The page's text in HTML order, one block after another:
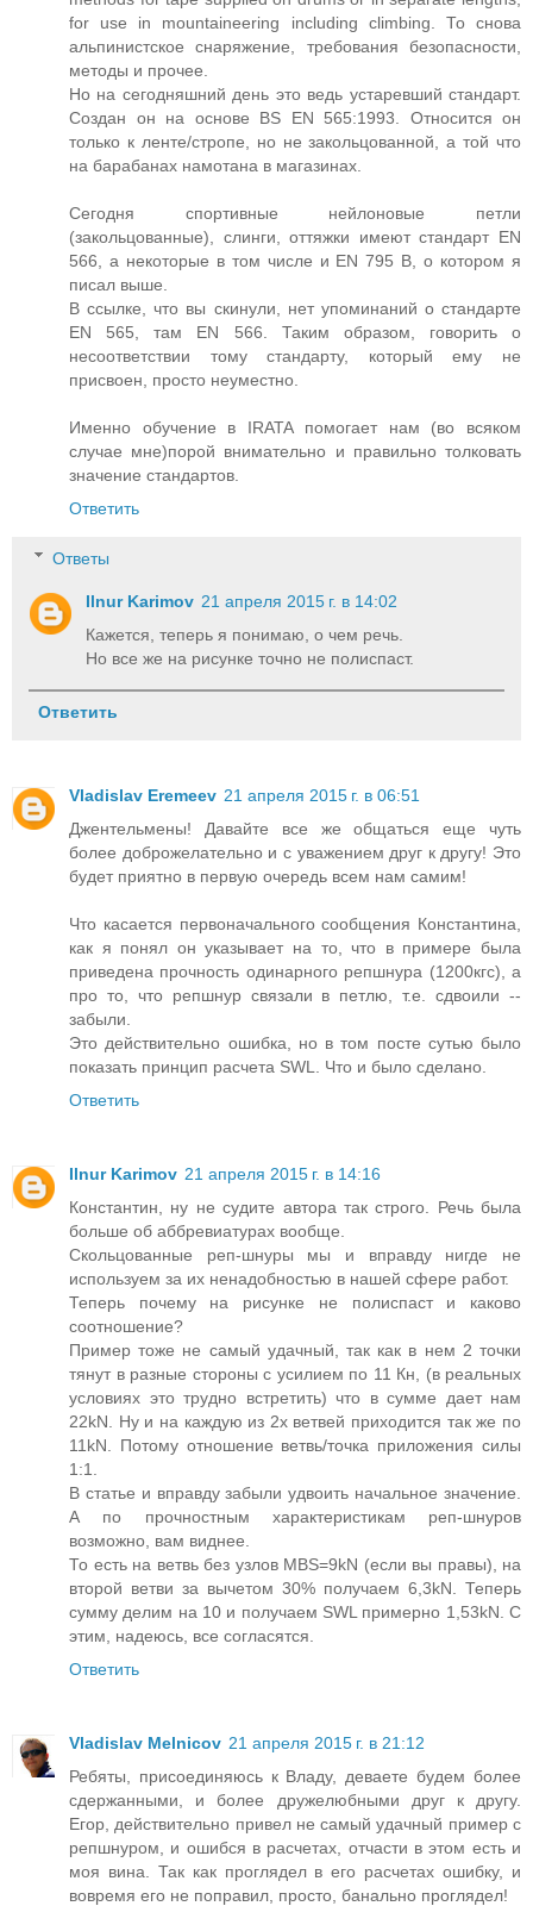
for use in mountaineering including climbing. То снова
альпинистское снаряжение, требования безопасности,
методы и прочее.
Но на сегодняшний день это ведь устаревший стандарт.
Создан он на основе BS EN 565:1993. Относится он
только к ленте/стропе, но не закольцованной, а той что
на барабанах намотана в магазинах.
Сегодня спортивные нейлоновые петли
(закольцованные), слинги, оттяжки имеют стандарт EN
566, а некоторые в том числе и EN 795 B, о котором я
писал выше.
В ссылке, что вы скинули, нет упоминаний о стандарте
EN 565, там EN 566. Таким образом, говорить о
несоответствии тому стандарту, который ему не
присвоен, просто неуместно.
Именно обучение в IRATA помогает нам (во всяком
случае мне)порой внимательно и правильно толковать
значение стандартов.
Ответить
Ответы
Ilnur Karimov 21 апреля 2015 г. в 14:02
Кажется, теперь я понимаю, о чем речь.
Но все же на рисунке точно не полиспаст.
Ответить
Vladislav Eremeev 21 апреля 2015 г. в 06:51
Джентельмены! Давайте все же общаться еще чуть
более доброжелательно и с уважением друг к другу! Это
будет приятно в первую очередь всем нам самим!
Что касается первоначального сообщения Константина,
как я понял он указывает на то, что в примере была
приведена прочность одинарного репшнура (1200кгс), а
про то, что репшнур связали в петлю, т.е. сдвоили --
забыли.
Это действительно ошибка, но в том посте сутью было
показать принцип расчета SWL. Что и было сделано.
Ответить
Ilnur Karimov 21 апреля 2015 г. в 14:16
Константин, ну не судите автора так строго. Речь была
больше об аббревиатурах вообще.
Скольцованные реп-шнуры мы и вправду нигде не
используем за их ненадобностью в нашей сфере работ.
Теперь почему на рисунке не полиспаст и каково
соотношение?
Пример тоже не самый удачный, так как в нем 2 точки
тянут в разные стороны с усилием по 11 Кн, (в реальных
условиях это трудно встретить) что в сумме дает нам
22kN. Ну и на каждую из 2х ветвей приходится так же по
11kN. Потому отношение ветвь/точка приложения силы
1:1.
В статье и вправду забыли удвоить начальное значение.
А по прочностным характеристикам реп-шнуров
возможно, вам виднее.
То есть на ветвь без узлов MBS=9kN (если вы правы), на
второй ветви за вычетом 30% получаем 6,3kN. Теперь
сумму делим на 10 и получаем SWL примерно 1,53kN. С
этим, надеюсь, все согласятся.
Ответить
Vladislav Melnicov 21 апреля 2015 г. в 21:12
Ребяты, присоединяюсь к Владу, деваете будем более
сдержанными, и более дружелюбными друг к другу.
Егор, действительно привел не самый удачный пример с
репшнуром, и ошибся в расчетах, отчасти в этом есть и
моя вина. Так как проглядел в его расчетах ошибку, и
вовремя его не поправил, просто, банально проглядел!